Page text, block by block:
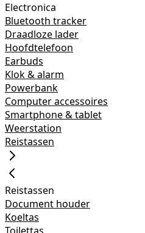
Electronica
Bluetooth tracker
Draadloze lader
Hoofdtelefoon
Earbuds
Klok & alarm
Powerbank
Computer accessoires
Smartphone & tablet
Weerstation
Reistassen
Reistassen
Document houder
Koeltas